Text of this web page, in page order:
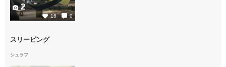
16 0
2
スリーピング
シュラフ